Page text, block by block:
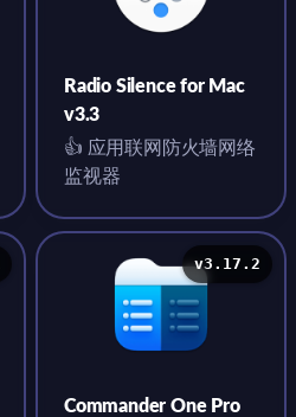
Radio Silence for Mac
v3.3
👍 应用联网防火墙网络
监视器
v3.17.2
Commander One Pro